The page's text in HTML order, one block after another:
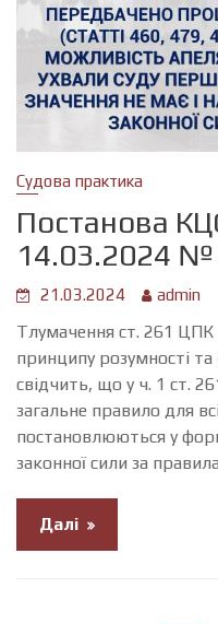
Судова практика
Постанова
14.03.2024
21.03.2024 admin
Тлумачення ст. 261 ЦПК
принципу розумності
свідчить, що у ч. 1 ст.
загальне правило для
постановлюються у
законної сили за
Далі